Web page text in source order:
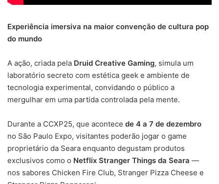
Experiência imersiva na maior convenção de cultura pop
do mundo
A ação, criada pela Druid Creative Gaming, simula um
laboratório secreto com estética geek e ambiente de
tecnologia experimental, convidando o público a
mergulhar em uma partida controlada pela mente.
Durante a CCXP25, que acontece de 4 a 7 de dezembro
no São Paulo Expo, visitantes poderão jogar o game
proprietário da Seara enquanto degustam produtos
exclusivos como o Netflix Stranger Things da Seara —
nos sabores Chicken Fire Club, Stranger Pizza Cheese e